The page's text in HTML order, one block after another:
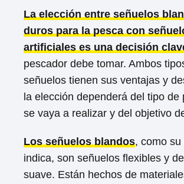
La elección entre señuelos
duros para la pesca con
artificiales es una decisión
pescador debe tomar. Ambos
señuelos tienen sus ventajas y
la elección dependerá del tipo de
se vaya a realizar y del objetivo
Los señuelos blandos, como
indica, son señuelos flexibles y
suave. Están hechos de